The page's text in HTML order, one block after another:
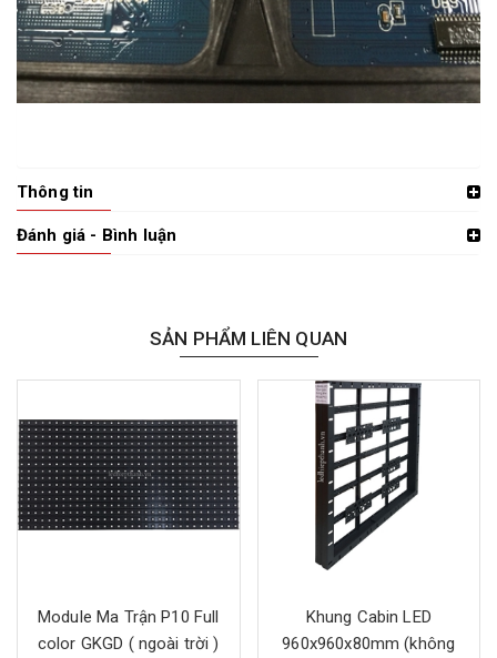
Thông tin
Đánh giá - Bình luận
SẢN PHẨM LIÊN QUAN
Module Ma Trận P10 Full
color GKGD ( ngoài trời )
Khung Cabin LED
960x960x80mm (không